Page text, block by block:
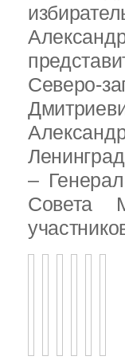
Северо-
–
Совета